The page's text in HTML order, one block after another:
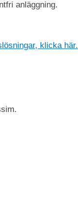
anläggning.
klicka här.